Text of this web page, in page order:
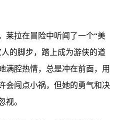
莱拉在冒险中听闻了一个“美
的脚步，踏上成为游侠的道
满腔热情，总是冲在前面，用
会闯点小祸，但她的勇气和决
视。